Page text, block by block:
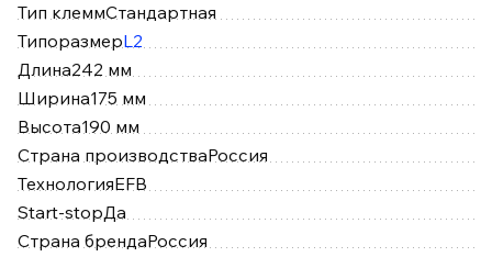
Тип клеммСтандартная
ТипоразмерL2
Длина242 мм
Ширина175 мм
Высота190 мм
Страна производстваРоссия
ТехнологияEFB
Start-stopДа
Страна брендаРоссия